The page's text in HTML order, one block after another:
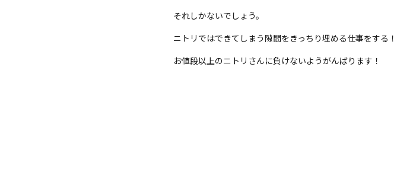
それしかないでしょう。
ニトリではできてしまう隙間をきっちり埋める仕事をする！
お値段以上のニトリさんに負けないようがんばります！